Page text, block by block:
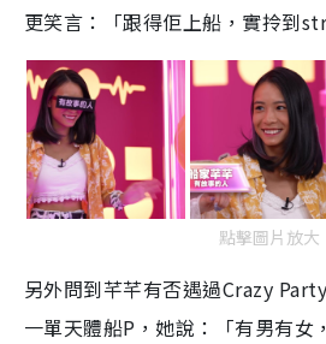
更笑言：「跟得佢上船，實拎到
點擊圖片放大
另外問到芊芊有否遇過Crazy
一單天體船P，她說：「有男有女